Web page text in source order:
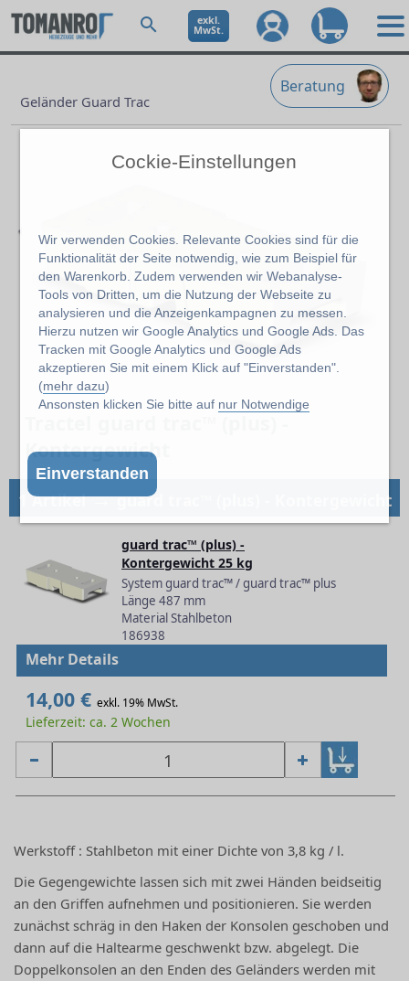
Cockie-Einstellungen
Wir verwenden Cookies. Relevante Cookies sind für die
Funktionalität der Seite notwendig, wie zum Beispiel für
den Warenkorb. Zudem verwenden wir Webanalyse-
Tools von Dritten, um die Nutzung der Webseite zu
analysieren und die Anzeigenkampagnen zu messen.
Hierzu nutzen wir Google Analytics und Google Ads. Das
Tracken mit Google Analytics und Google Ads
akzeptieren Sie mit einem Klick auf "Einverstanden".
(mehr dazu)
Ansonsten klicken Sie bitte auf nur Notwendige
Einverstanden
exkl.
MwSt.
Beratung
Geländer Guard Trac
Previous
Kontergewicht
1 Artikel→guard trac™ (plus) - Kontergewicht
guard trac™ (plus) -
Kontergewicht 25 kg
System guard trac™ / guard trac™ plus
Länge 487 mm
Material Stahlbeton
186938
Mehr Details
14,00 € exkl. 19% MwSt.
Lieferzeit: ca. 2 Wochen
Werkstoff : Stahlbeton mit einer Dichte von 3,8 kg / l.
Die Gegengewichte lassen sich mit zwei Händen beidseitig
an den Griffen aufnehmen und positionieren. Sie werden
zunächst schräg in den Haken der Konsolen geschoben und
dann auf die Haltearme geschwenkt bzw. abgelegt. Die
Doppelkonsolen an den Enden des Geländers werden mit